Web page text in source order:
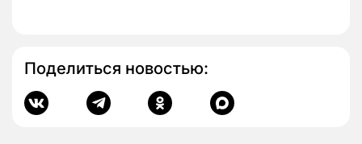
Поделиться новостью: